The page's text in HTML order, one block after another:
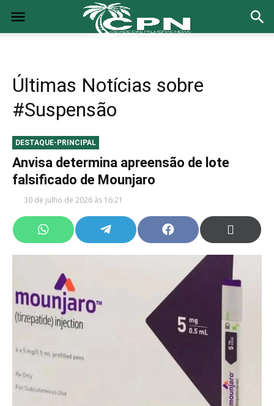
Últimas Notícias sobre
#Suspensão
DESTAQUE-PRINCIPAL
Anvisa determina apreensão de lote
falsificado de Mounjaro
30 de julho de 2026 às 16:21
Share
on
Share
on
Share
on
Share
on
(Twitter)